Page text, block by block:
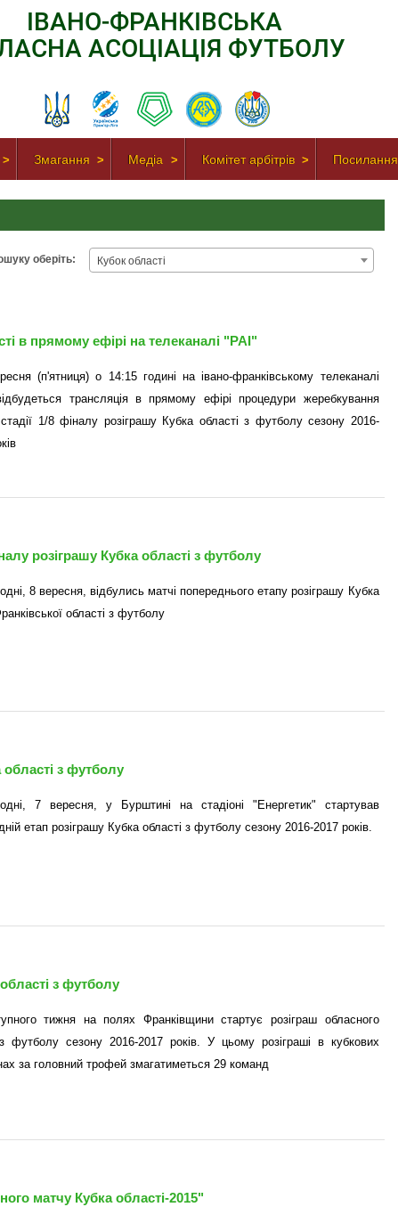
ІВАНО-ФРАНКІВСЬКА
АСОЦІАЦІЯ ФУТБОЛУ
Змагання Медіа Комітет арбітрів Посилання
оберіть: Кубок області
в прямому ефірі на телеканалі "РАІ"
(п'ятниця) о 14:15 годині на івано-франківському телеканалі
трансляція в прямому ефірі процедури жеребкування
1/8 фіналу розіграшу Кубка області з футболу сезону 2016-
розіграшу Кубка області з футболу
8 вересня, відбулись матчі попереднього етапу розіграшу Кубка
області з футболу
області з футболу
7 вересня, у Бурштині на стадіоні "Енергетик" стартував
етап розіграшу Кубка області з футболу сезону 2016-2017 років.
з футболу
тижня на полях Франківщини стартує розіграш обласного
футболу сезону 2016-2017 років. У цьому розіграші в кубкових
за головний трофей змагатиметься 29 команд
матчу Кубка області-2015"